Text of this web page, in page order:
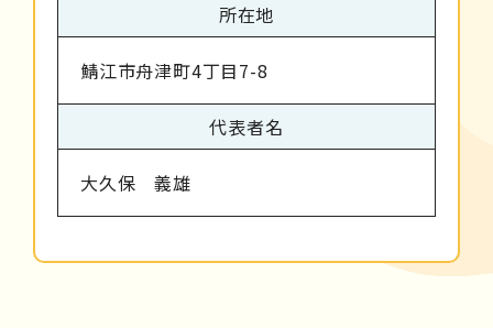
所在地
鯖江市舟津町4丁目7-8
代表者名
大久保 義雄